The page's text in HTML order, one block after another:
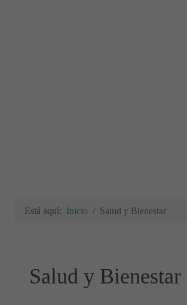
Está aquí: Inicio Salud y Bienestar
Salud y Bienestar